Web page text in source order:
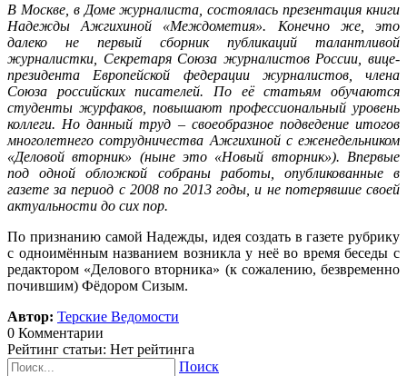
В Москве, в Доме журналиста, состоялась презентация книги
Надежды Ажгихиной «Междометия». Конечно же, это
далеко не первый сборник публикаций талантливой
журналистки, Секретаря Союза журналистов России, вице-
президента Европейской федерации журналистов, члена
Союза российских писателей. По её статьям обучаются
студенты журфаков, повышают профессиональный уровень
коллеги. Но данный труд – своеобразное подведение итогов
многолетнего сотрудничества Ажгихиной с еженедельником
«Деловой вторник» (ныне это «Новый вторник»). Впервые
под одной обложкой собраны работы, опубликованные в
газете за период с 2008 по 2013 годы, и не потерявшие своей
актуальности до сих пор.
По признанию самой Надежды, идея создать в газете рубрику
с одноимённым названием возникла у неё во время беседы с
редактором «Делового вторника» (к сожалению, безвременно
почившим) Фёдором Сизым.
Автор: Терские Ведомости
0 Комментарии
Рейтинг статьи: Нет рейтинга
Поиск